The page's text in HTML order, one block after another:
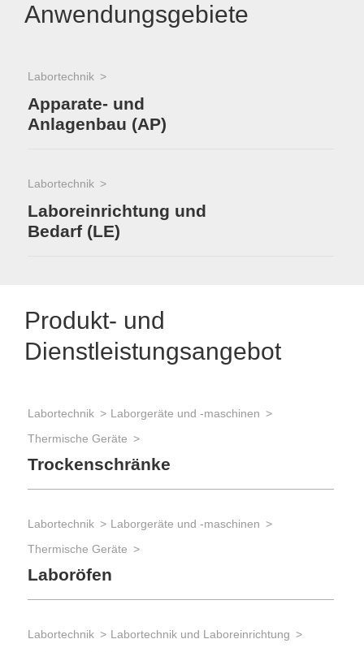
Anwendungsgebiete
Labortechnik
Apparate- und
Anlagenbau (AP)
Labortechnik
Laboreinrichtung und
Bedarf (LE)
Produkt- und
Dienstleistungsangebot
Labortechnik
Laborgeräte und -maschinen
Thermische Geräte
Trockenschränke
Labortechnik
Laborgeräte und -maschinen
Thermische Geräte
Laboröfen
Labortechnik
Labortechnik und Laboreinrichtung